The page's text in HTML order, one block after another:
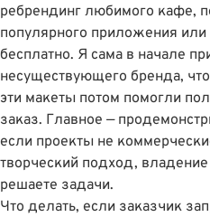
ребрендинг любимого кафе,
популярного приложения или
бесплатно. Я сама в начале
несуществующего бренда,
эти макеты потом помогли
заказ. Главное —
если проекты не
творческий подход,
решаете задачи.
Что делать, если заказчик